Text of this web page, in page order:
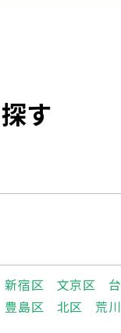
す
新宿区 文京区
豊島区 北区 荒